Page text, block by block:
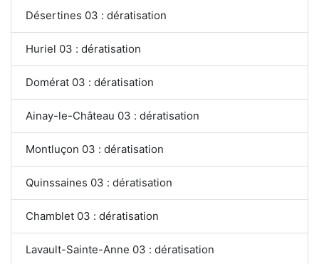
Désertines 03 : dératisation
Huriel 03 : dératisation
Domérat 03 : dératisation
Ainay-le-Château 03 : dératisation
Montluçon 03 : dératisation
Quinssaines 03 : dératisation
Chamblet 03 : dératisation
Lavault-Sainte-Anne 03 : dératisation